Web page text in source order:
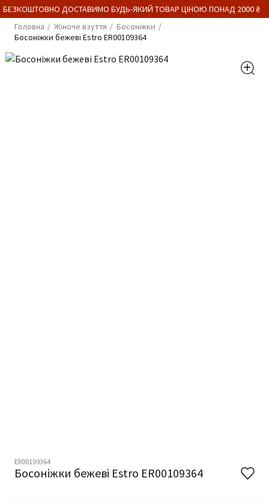
ДОСТАВИМО БУДЬ-ЯКИЙ ТОВАР ЦІНОЮ ПОНАД 2000 ₴
Головна
Жіноче взуття
Босоніжки
Босоніжки бежеві Estro ER00109364
ER00109364
Босоніжки бежеві Estro ER00109364